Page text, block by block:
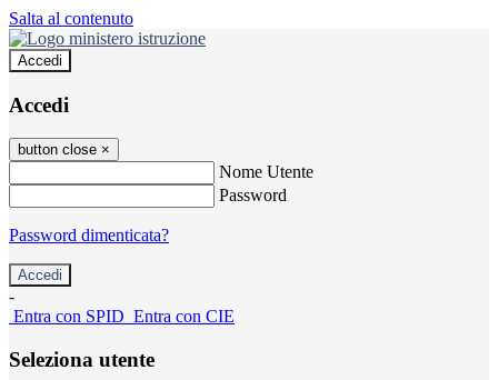
Salta al contenuto
Accedi
Accedi
button close ×
Nome Utente
Password
Password dimenticata?
-
Entra con SPID Entra con CIE
Seleziona utente